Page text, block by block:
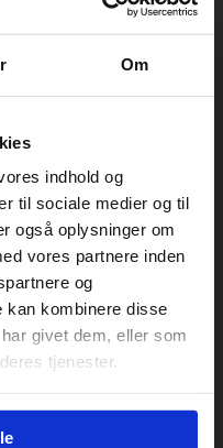
Om
indhold og
til sociale medier og til
også oplysninger om
vores partnere inden
og
kan kombinere disse
givet dem, eller som
tjenester.